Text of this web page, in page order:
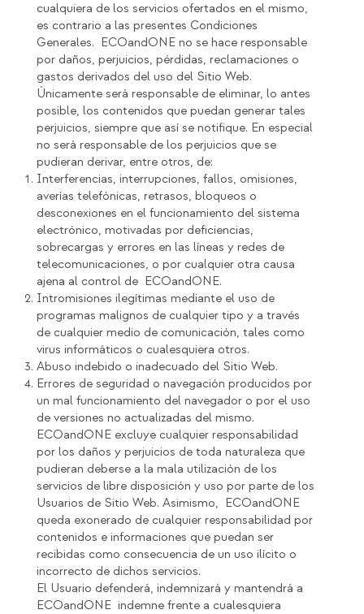
cualquiera de los servicios ofertados en el mismo,
es contrario a las presentes Condiciones
Generales. ECOandONE no se hace responsable
por daños, perjuicios, pérdidas, reclamaciones o
gastos derivados del uso del Sitio Web.
Únicamente será responsable de eliminar, lo antes
posible, los contenidos que puedan generar tales
perjuicios, siempre que así se notifique. En especial
no será responsable de los perjuicios que se
pudieran derivar, entre otros, de:
Interferencias, interrupciones, fallos, omisiones,
averías telefónicas, retrasos, bloqueos o
desconexiones en el funcionamiento del sistema
electrónico, motivadas por deficiencias,
sobrecargas y errores en las líneas y redes de
telecomunicaciones, o por cualquier otra causa
ajena al control de ECOandONE.
Intromisiones ilegítimas mediante el uso de
programas malignos de cualquier tipo y a través
de cualquier medio de comunicación, tales como
virus informáticos o cualesquiera otros.
Abuso indebido o inadecuado del Sitio Web.
Errores de seguridad o navegación producidos por
un mal funcionamiento del navegador o por el uso
de versiones no actualizadas del mismo.
ECOandONE excluye cualquier responsabilidad
por los daños y perjuicios de toda naturaleza que
pudieran deberse a la mala utilización de los
servicios de libre disposición y uso por parte de los
Usuarios de Sitio Web. Asimismo, ECOandONE
queda exonerado de cualquier responsabilidad por
contenidos e informaciones que puedan ser
recibidas como consecuencia de un uso ilícito o
incorrecto de dichos servicios.
El Usuario defenderá, indemnizará y mantendrá a
ECOandONE indemne frente a cualesquiera